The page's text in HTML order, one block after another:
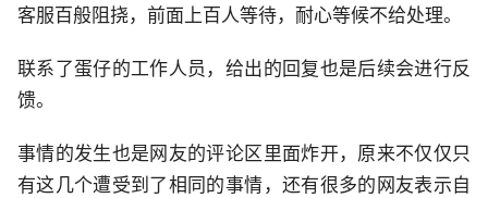
客服百般阻挠，前面上百人等待，耐心等候不给处理。
联系了蛋仔的工作人员，给出的回复也是后续会进行反
馈。
事情的发生也是网友的评论区里面炸开，原来不仅仅只
有这几个遭受到了相同的事情，还有很多的网友表示自